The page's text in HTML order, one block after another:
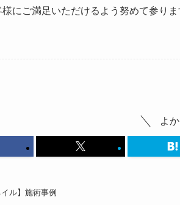
にご満足いただけるよう努めて参り
よ
イル】施術事例